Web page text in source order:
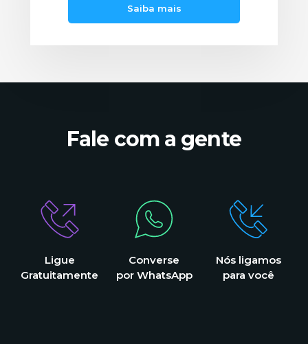
Saiba mais
Fale com a gente
Ligue
Gratuitamente
Converse
por WhatsApp
Nós ligamos
para você